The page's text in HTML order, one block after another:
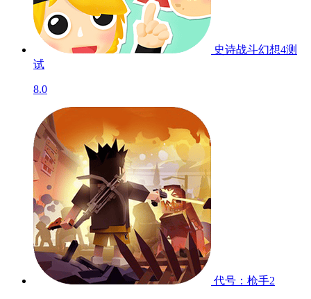
史诗战斗幻想4测
试
8.0
代号：枪手2